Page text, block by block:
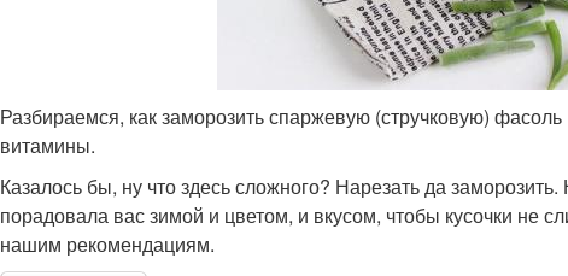
Баклажаны на зиму
Приготовлениясалат со
спаржевой фасолью
Разбираемся, как заморозить спаржевую (стручковую)
витамины.
Казалось бы, ну что здесь сложного? Нарезать да
порадовала вас зимой и цветом, и вкусом, чтобы кусочки не
нашим рекомендациям.